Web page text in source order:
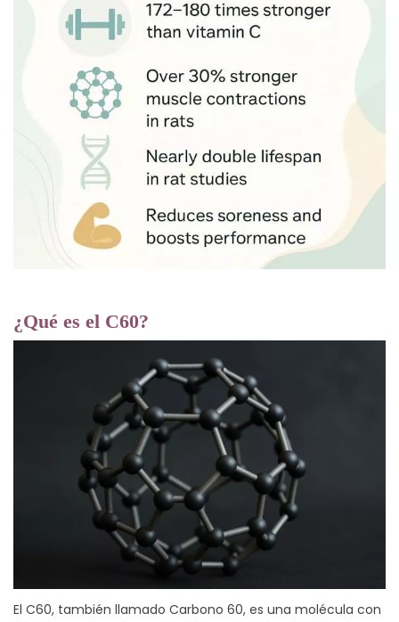
¿Qué es el C60?
El C60, también llamado Carbono 60, es una molécula con